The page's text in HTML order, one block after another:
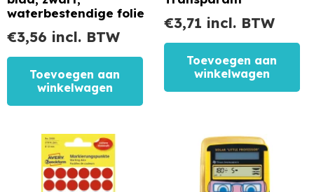
waterbestendige folie
€3,56 incl. BTW
Toevoegen aan
winkelwagen
€3,71 incl. BTW
Toevoegen aan
winkelwagen